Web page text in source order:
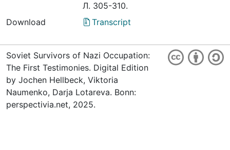
Л. 305-310.
Download
Transcript
Soviet Survivors of Nazi Occupation:
The First Testimonies. Digital Edition
by Jochen Hellbeck, Viktoria
Naumenko, Darja Lotareva. Bonn:
perspectivia.net, 2025.